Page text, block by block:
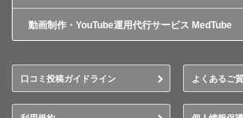
動画制作・YouTube運用代行サービス MedTube
口コミ投稿ガイドライン よくあるご